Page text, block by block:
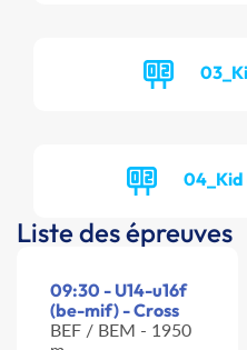
04_Kid
Liste des épreuves
09:30 - U14-u16f
(be-mif) - Cross
BEF / BEM - 1950